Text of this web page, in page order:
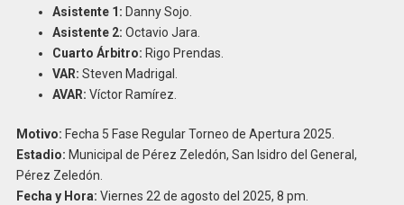
Asistente 1: Danny Sojo.
Asistente 2: Octavio Jara.
Cuarto Árbitro: Rigo Prendas.
VAR: Steven Madrigal.
AVAR: Víctor Ramírez.
Motivo: Fecha 5 Fase Regular Torneo de Apertura 2025.
Estadio: Municipal de Pérez Zeledón, San Isidro del General,
Pérez Zeledón.
Fecha y Hora: Viernes 22 de agosto del 2025, 8 pm.